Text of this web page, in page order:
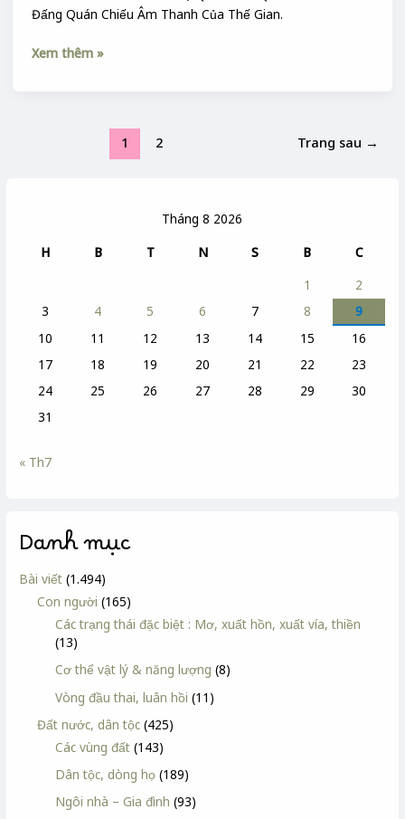
Tháng 8 2026
H
B T N S B
C
1
2
3
4 5 6 7 8
9
10
11 12 13 14 15
16
17
18 19 20 21 22
23
24
25 26 27 28 29
30
31
« Th7
Danh mục
Bài viết (1.494)
Con người (165)
Các trạng thái đặc biệt : Mơ, xuất hồn, xuất vía, thiền
(13)
Cơ thể vật lý & năng lượng (8)
Vòng đầu thai, luân hồi (11)
Đất nước, dân tộc (425)
Các vùng đất (143)
Dân tộc, dòng họ (189)
Ngôi nhà – Gia đình (93)
Đấng Quán Chiếu Âm Thanh Của Thế Gian.
Xem thêm »
1 2 Trang sau →